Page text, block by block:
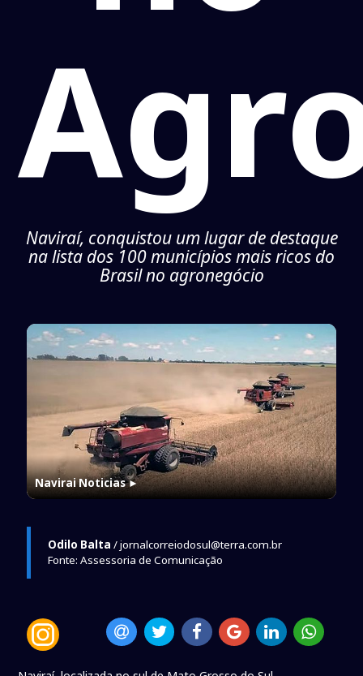
Naviraí, conquistou um lugar de destaque
na lista dos 100 municípios mais ricos do
Brasil no agronegócio
Navirai Noticias►
Odilo Balta / jornalcorreiodosul@terra.com.br
Fonte: Assessoria de Comunicação